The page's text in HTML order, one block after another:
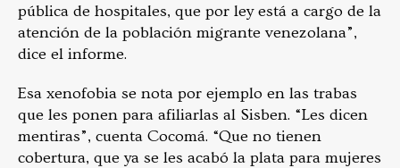
pública de hospitales, que por ley está a cargo de la
atención de la población migrante venezolana”,
dice el informe.
Esa xenofobia se nota por ejemplo en las trabas
que les ponen para afiliarlas al Sisben. “Les dicen
mentiras”, cuenta Cocomá. “Que no tienen
cobertura, que ya se les acabó la plata para mujeres